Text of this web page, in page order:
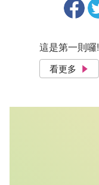
這是第一則囉!
看更多